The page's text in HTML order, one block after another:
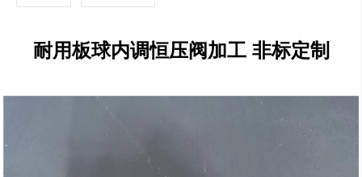
耐用板球内调恒压阀加工 非标定制